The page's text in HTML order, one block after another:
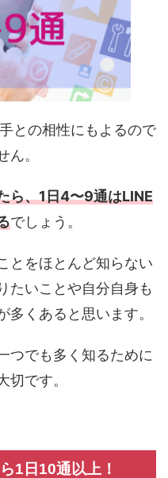
との相性にもよるので
。
ら、1日4〜9通はLINE
でしょう。
とをほとんど知らない
たいことや自分自身も
くあると思います。
つでも多く知るために
切です。
1日10通以上！